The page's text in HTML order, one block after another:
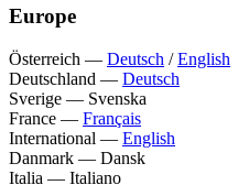
Europe
Österreich — Deutsch /English
Deutschland — Deutsch
Sverige — Svenska
France — Français
International — English
Danmark — Dansk
Italia — Italiano